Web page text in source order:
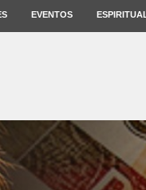
EVENTOS